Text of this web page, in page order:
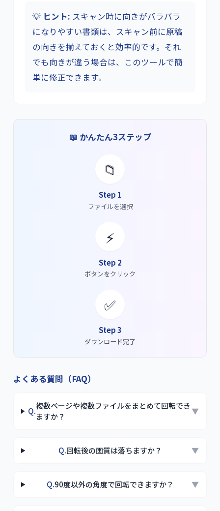
💡 ヒント: スキャン時に向きがバラバラ
になりやすい書類は、スキャン前に原稿
の向きを揃えておくと効率的です。それ
でも向きが違う場合は、このツールで簡
単に修正できます。
📖 かんたん3ステップ
📁
Step 1
ファイルを選択
⚡
Step 2
ボタンをクリック
✅
Step 3
ダウンロード完了
よくある質問（FAQ）
Q.
複数ページや複数ファイルをまとめて回転でき
ますか？
▼
Q.回転後の画質は落ちますか？ ▼
Q.90度以外の角度で回転できますか？ ▼